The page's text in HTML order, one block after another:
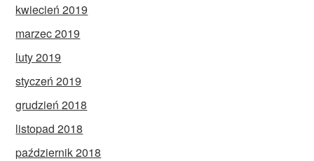
kwiecień 2019
marzec 2019
luty 2019
styczeń 2019
grudzień 2018
listopad 2018
październik 2018